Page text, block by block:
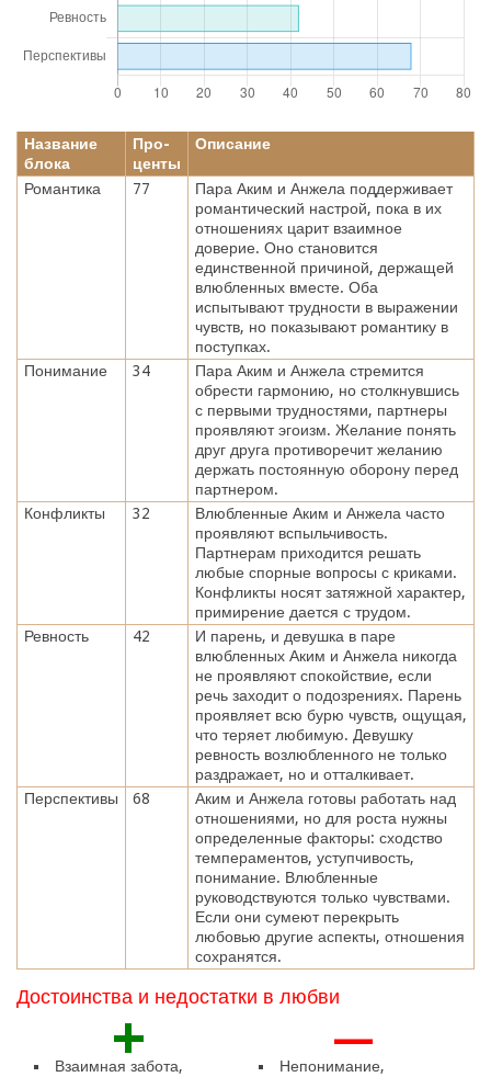
Название
блока
Про-
центы
Описание
Романтика 77
Пара Аким и Анжела поддерживает
романтический настрой, пока в их
отношениях царит взаимное
доверие. Оно становится
единственной причиной, держащей
влюбленных вместе. Оба
испытывают трудности в выражении
чувств, но показывают романтику в
поступках.
Понимание
34
Пара Аким и Анжела стремится
обрести гармонию, но столкнувшись
с первыми трудностями, партнеры
проявляют эгоизм. Желание понять
друг друга противоречит желанию
держать постоянную оборону перед
партнером.
Конфликты
32
Влюбленные Аким и Анжела часто
проявляют вспыльчивость.
Партнерам приходится решать
любые спорные вопросы с криками.
Конфликты носят затяжной характер,
примирение дается с трудом.
Ревность
42
И парень, и девушка в паре
влюбленных Аким и Анжела никогда
не проявляют спокойствие, если
речь заходит о подозрениях. Парень
проявляет всю бурю чувств, ощущая,
что теряет любимую. Девушку
ревность возлюбленного не только
раздражает, но и отталкивает.
Перспективы
68
Аким и Анжела готовы работать над
отношениями, но для роста нужны
определенные факторы: сходство
темпераментов, уступчивость,
понимание. Влюбленные
руководствуются только чувствами.
Если они сумеют перекрыть
любовью другие аспекты, отношения
сохранятся.
Достоинства и недостатки в любви
+
Взаимная забота,
—
Непонимание,